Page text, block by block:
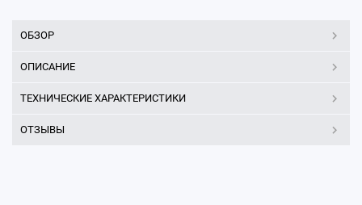
ОБЗОР
ОПИСАНИЕ
ТЕХНИЧЕСКИЕ ХАРАКТЕРИСТИКИ
ОТЗЫВЫ